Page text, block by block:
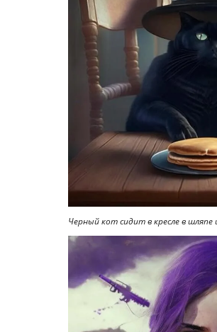
Черный кот сидит в кресле в шляпе